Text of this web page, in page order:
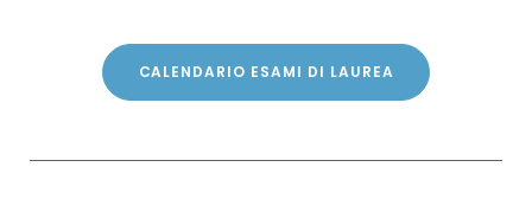
CALENDARIO ESAMI DI LAUREA